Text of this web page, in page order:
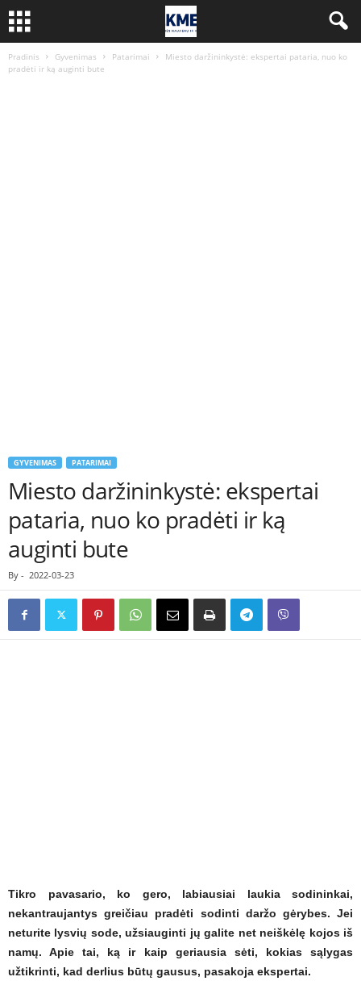
Pradinis Gyvenimas Patarimai
Miesto daržininkystė: ekspertai pataria, nuo ko
pradėti ir ką auginti bute
GYVENIMAS PATARIMAI
Miesto daržininkystė: ekspertai
pataria, nuo ko pradėti ir ką
auginti bute
By - 2022-03-23
Tikro pavasario, ko gero, labiausiai laukia sodininkai,
nekantraujantys greičiau pradėti sodinti daržo gėrybes. Jei
neturite lysvių sode, užsiauginti jų galite net neiškėlę kojos iš
namų. Apie tai, ką ir kaip geriausia sėti, kokias sąlygas
užtikrinti, kad derlius būtų gausus, pasakoja ekspertai.